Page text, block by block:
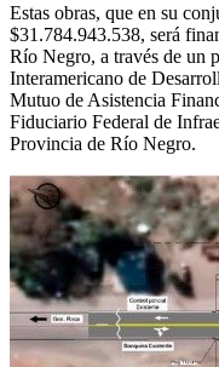
Estas obras, que en su
$31.784.943.538, será
Río Negro, a través de un
Interamericano de
Mutuo de Asistencia
Fiduciario Federal de
Provincia de Río Negro.